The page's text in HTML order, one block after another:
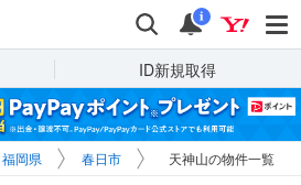
検索 通知
i
ID新規取得
福岡県 春日市 天神山の物件一覧